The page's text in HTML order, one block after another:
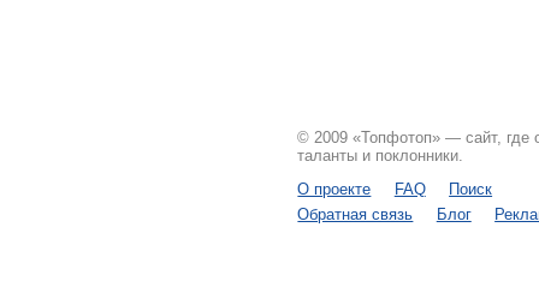
© 2009 «Топфотоп» — сайт, где
таланты и поклонники.
О проекте
FAQ
Поиск
Обратная связь
Блог